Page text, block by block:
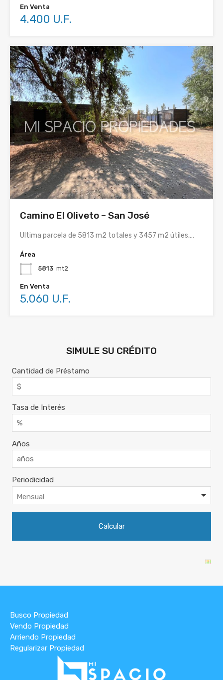
En Venta
4.400 U.F.
Camino El Oliveto – San José
Ultima parcela de 5813 m2 totales y 3457 m2 útiles,…
Área
5813 mt2
En Venta
5.060 U.F.
SIMULE SU CRÉDITO
Cantidad de Préstamo
Tasa de Interés
Años
Periodicidad
Busco Propiedad
Vendo Propiedad
Arriendo Propiedad
Regularizar Propiedad